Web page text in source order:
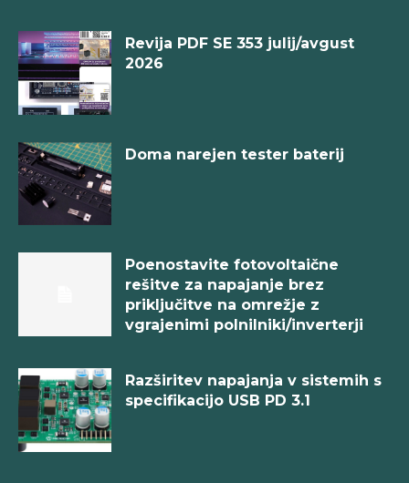
Revija PDF SE 353 julij/avgust
2026
Doma narejen tester baterij
Poenostavite fotovoltaične
rešitve za napajanje brez
priključitve na omrežje z
vgrajenimi polnilniki/inverterji
Razširitev napajanja v sistemih s
specifikacijo USB PD 3.1